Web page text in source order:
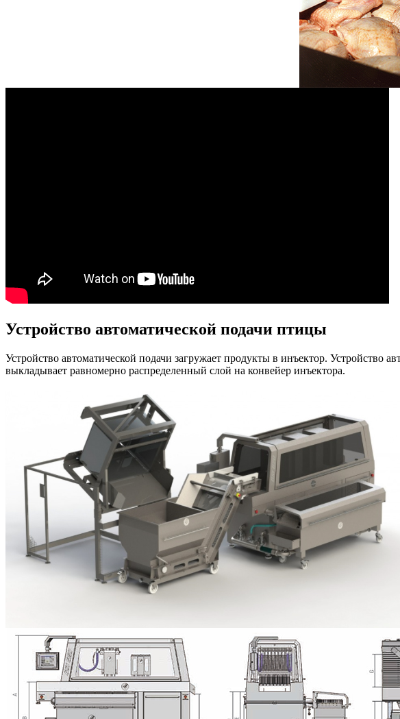
Устройство автоматической подачи птицы
Устройство автоматической подачи загружает продукты в инъектор. Устройство
выкладывает равномерно распределенный слой на конвейер инъектора.